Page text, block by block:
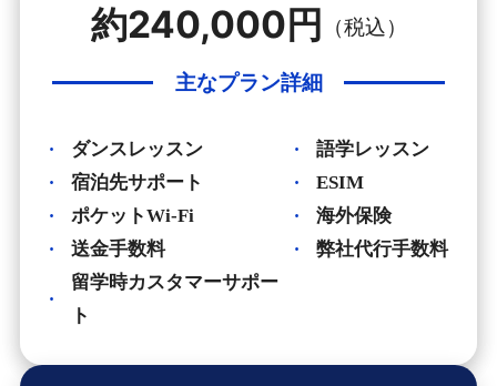
約240,000円 （税込）
主なプラン詳細
ダンスレッスン
宿泊先サポート
ポケットWi-Fi
送金手数料
留学時カスタマーサポー
ト
語学レッスン
ESIM
海外保険
弊社代行手数料